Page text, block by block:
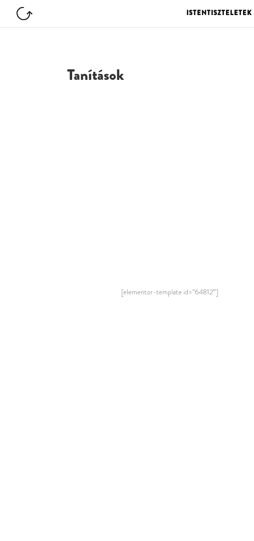
ISTENTISZTELETEK
Tanítások
[elementor-template id=”64812″]